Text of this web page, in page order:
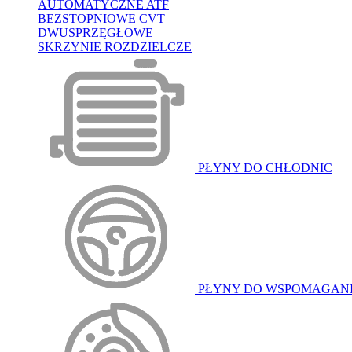
AUTOMATYCZNE ATF
BEZSTOPNIOWE CVT
DWUSPRZĘGŁOWE
SKRZYNIE ROZDZIELCZE
PŁYNY DO CHŁODNIC
PŁYNY DO